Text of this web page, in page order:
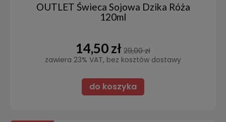
OUTLET Świeca Sojowa Dzika Róża
120ml
14,50 zł 29,00 zł
zawiera 23% VAT, bez kosztów dostawy
do koszyka